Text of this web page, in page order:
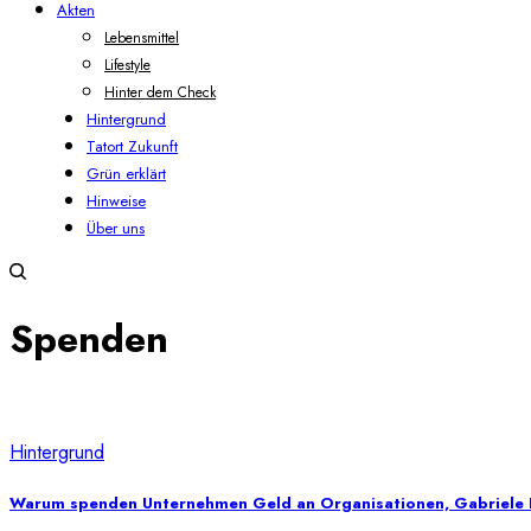
Akten
Lebensmittel
Lifestyle
Hinter dem Check
Hintergrund
Tatort Zukunft
Grün erklärt
Hinweise
Über uns
Spenden
Hintergrund
Warum spenden Unternehmen Geld an Organisationen, Gabriele